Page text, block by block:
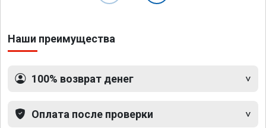
Наши преимущества
100% возврат денег
Оплата после проверки